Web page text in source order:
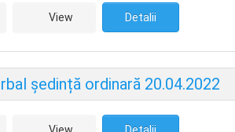
View Detalii
ședință ordinară 20.04.2022
View Detalii